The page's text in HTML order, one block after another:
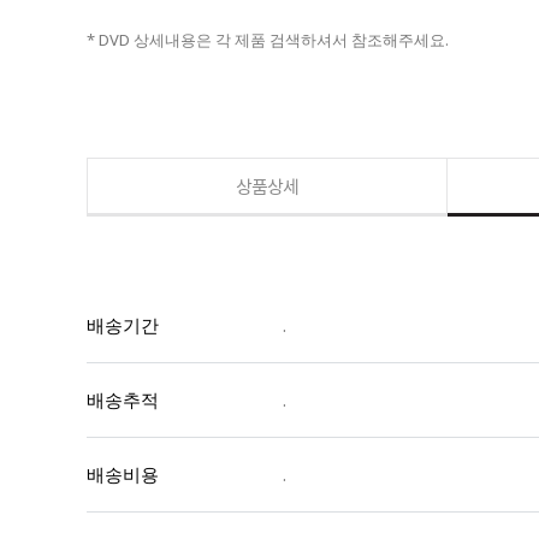
* DVD 상세내용은 각 제품 검색하셔서 참조해주세요.
상품상세
배송기간 .
배송추적 .
배송비용 .